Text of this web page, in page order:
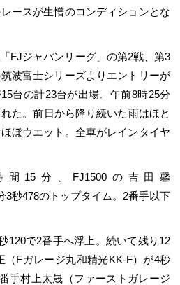
ースが生憎のコンディションとな
FJジャパンリーグ」の第2戦、第3
波富士シリーズよりエントリーが
台の計23台が出場。午前8時25分
た。前日から降り続いた雨はほと
ぼウエット。全車がレインタイヤ
分、FJ1500の吉田馨
3秒478のトップタイム。2番手以下
120で2番手へ浮上。続いて残り12
（Fガレージ丸和精光KK-F）が4秒
手村上太晟（ファーストガレージ